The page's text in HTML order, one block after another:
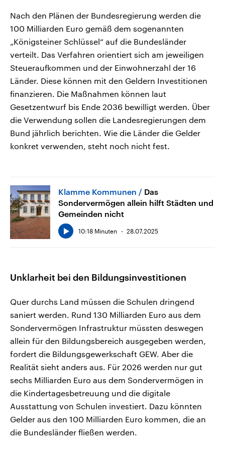
Nach den Plänen der Bundesregierung werden die
100 Milliarden Euro gemäß dem sogenannten
„Königsteiner Schlüssel“ auf die Bundesländer
verteilt. Das Verfahren orientiert sich am jeweiligen
Steueraufkommen und der Einwohnerzahl der 16
Länder. Diese können mit den Geldern Investitionen
finanzieren. Die Maßnahmen können laut
Gesetzentwurf bis Ende 2036 bewilligt werden. Über
die Verwendung sollen die Landesregierungen dem
Bund jährlich berichten. Wie die Länder die Gelder
konkret verwenden, steht noch nicht fest.
Klamme Kommunen
Das
Sondervermögen allein hilft Städten und
Gemeinden nicht
10:18 Minuten 28.07.2025
Unklarheit bei den Bildungsinvestitionen
Quer durchs Land müssen die Schulen dringend
saniert werden. Rund 130 Milliarden Euro aus dem
Sondervermögen Infrastruktur müssten deswegen
allein für den Bildungsbereich ausgegeben werden,
fordert die Bildungsgewerkschaft GEW. Aber die
Realität sieht anders aus. Für 2026 werden nur gut
sechs Milliarden Euro aus dem Sondervermögen in
die Kindertagesbetreuung und die digitale
Ausstattung von Schulen investiert. Dazu könnten
Gelder aus den 100 Milliarden Euro kommen, die an
die Bundesländer fließen werden.